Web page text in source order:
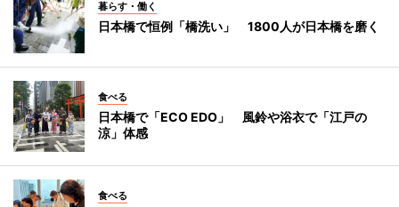
暮らす・働く
日本橋で恒例「橋洗い」 1800人が日本橋を磨く
食べる
日本橋で「ECO EDO」 風鈴や浴衣で「江戸の
涼」体感
食べる